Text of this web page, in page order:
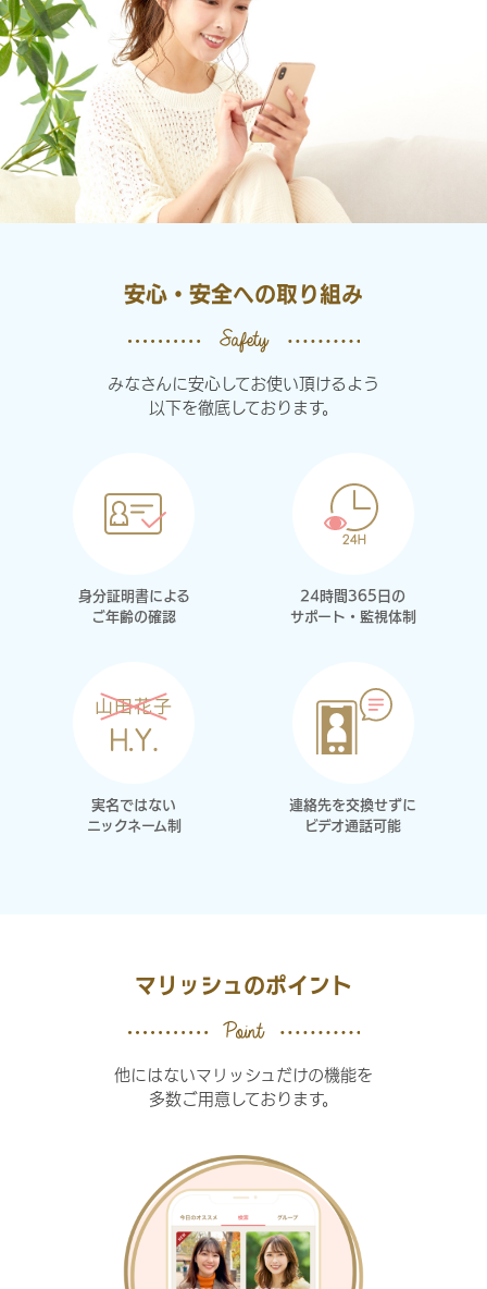
安心・安全への取り組み
みなさんに安心してお使い頂けるよう
以下を徹底しております。
身分証明書による
ご年齢の確認
24時間365日の
サポート・監視体制
実名ではない
ニックネーム制
連絡先を交換せずに
ビデオ通話可能
マリッシュのポイント
他にはないマリッシュだけの機能を
多数ご用意しております。